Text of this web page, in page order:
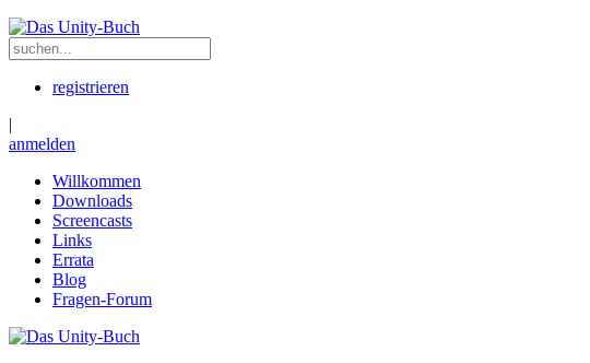
registrieren
|
anmelden
Willkommen
Downloads
Screencasts
Links
Errata
Blog
Fragen-Forum